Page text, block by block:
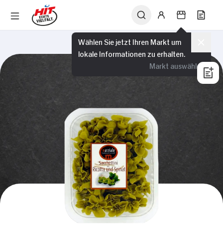
Wählen Sie jetzt Ihren Markt um
lokale Informationen zu erhalten.
Markt auswählen